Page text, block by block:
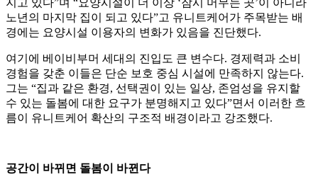
지고 있다”며 “요양시설이 더 이상 ‘잠시 머무는 곳’이 아니라
노년의 마지막 집이 되고 있다”고 유니트케어가 주목받는 배
경에는 요양시설 이용자의 변화가 있음을 진단했다.
여기에 베이비부머 세대의 진입도 큰 변수다. 경제력과 소비
경험을 갖춘 이들은 단순 보호 중심 시설에 만족하지 않는다.
그는 “집과 같은 환경, 선택권이 있는 일상, 존엄성을 유지할
수 있는 돌봄에 대한 요구가 분명해지고 있다”면서 이러한 흐
름이 유니트케어 확산의 구조적 배경이라고 강조했다.
공간이 바뀌면 돌봄이 바뀐다